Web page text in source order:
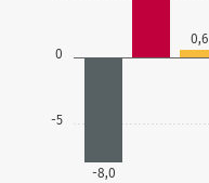
-5
0
-8,0
0,6